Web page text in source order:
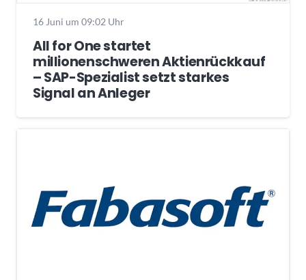
16 Juni um 09:02 Uhr
All for One startet
millionenschweren Aktienrückkauf
– SAP-Spezialist setzt starkes
Signal an Anleger